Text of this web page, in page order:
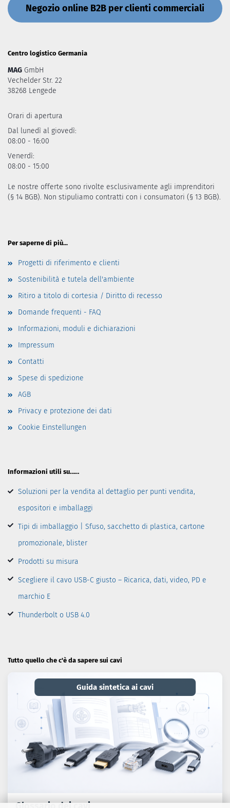
Negozio online B2B per clienti commerciali
Centro logistico Germania
MAG GmbH
Vechelder Str. 22
38268 Lengede
Orari di apertura
Dal lunedì al giovedì:
08:00 - 16:00
Venerdì:
08:00 - 15:00
Le nostre offerte sono rivolte esclusivamente agli imprenditori
(§ 14 BGB). Non stipuliamo contratti con i consumatori (§ 13 BGB).
Per saperne di più...
Progetti di riferimento e clienti
Sostenibilità e tutela dell'ambiente
Ritiro a titolo di cortesia / Diritto di recesso
Domande frequenti - FAQ
Informazioni, moduli e dichiarazioni
Impressum
Contatti
Spese di spedizione
AGB
Privacy e protezione dei dati
Cookie Einstellungen
Informazioni utili su……
Soluzioni per la vendita al dettaglio per punti vendita,
espositori e imballaggi
Tipi di imballaggio | Sfuso, sacchetto di plastica, cartone
promozionale, blister
Prodotti su misura
Scegliere il cavo USB-C giusto – Ricarica, dati, video, PD e
marchio E
Thunderbolt o USB 4.0
Tutto quello che c'è da sapere sui cavi
Guida sintetica ai cavi